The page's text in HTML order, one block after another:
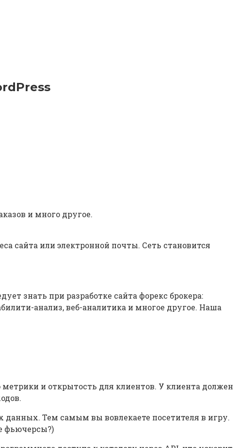
и много другое.
сайта или электронной почты. Сеть становится
знать при разработке сайта форекс брокера:
анализ, веб-аналитика и многое другое. Наша
метрики и открытость для клиентов. У клиента должен
Тем самым вы вовлекаете посетителя в игру.
фьючерсы?)